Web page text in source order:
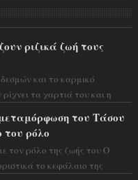
ριζικά ζωή τους
και το καρμικό
τα χαρτιά του και η
του Τάσου
του ρόλο
τον ρόλο της ζωής του Ο
το κεφάλαιο της